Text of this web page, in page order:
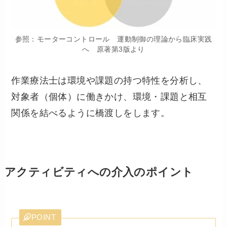
参照：モーターコントロール 運動制御の理論から臨床実践
へ 原著第3版より
作業療法士は環境や課題の持つ特性を分析し、
対象者（個体）に働きかけ、環境・課題と相互
関係を結べるように橋渡しをします。
アクティビティへの介入のポイント
POINT